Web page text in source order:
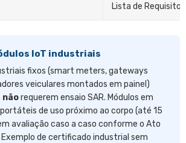
Lista de
IoT industriais
fixos (smart meters, gateways
veiculares montados em painel)
nãorequerem ensaio SAR. Módulos em
de uso próximo ao corpo (até 15
avaliação caso a caso conforme o Ato
de certificado industrial sem